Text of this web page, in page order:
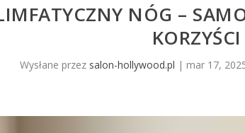
NÓG –
KORZYŚCI
Wysłane przez salon-hollywood.pl | mar 17,